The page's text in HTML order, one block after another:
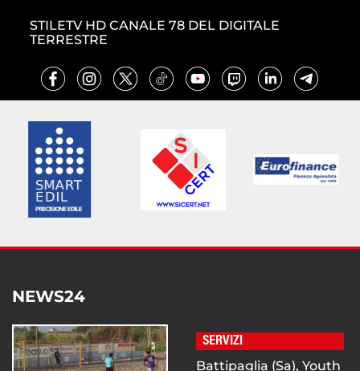
STILETV HD CANALE 78 DEL DIGITALE
TERRESTRE
NEWS24
SERVIZI
Battipaglia (Sa), Youth